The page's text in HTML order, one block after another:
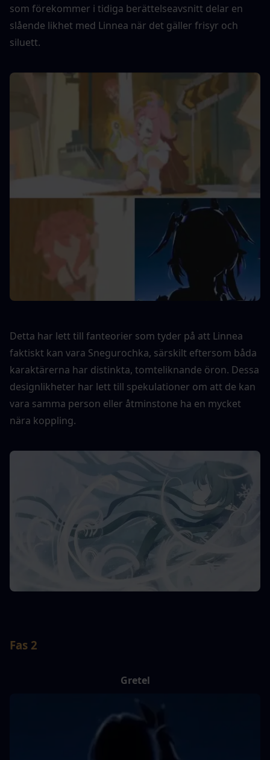
som förekommer i tidiga berättelseavsnitt delar en
slående likhet med Linnea när det gäller frisyr och
siluett.
Detta har lett till fanteorier som tyder på att Linnea
faktiskt kan vara Snegurochka, särskilt eftersom båda
karaktärerna har distinkta, tomteliknande öron. Dessa
designlikheter har lett till spekulationer om att de kan
vara samma person eller åtminstone ha en mycket
nära koppling.
Fas 2
Gretel